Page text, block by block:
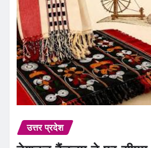
उत्तर प्रदेश